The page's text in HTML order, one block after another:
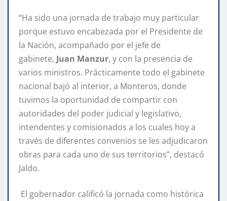
“Ha sido una jornada de trabajo muy particular
porque estuvo encabezada por el Presidente de
la Nación, acompañado por el jefe de
gabinete, Juan Manzur, y con la presencia de
varios ministros. Prácticamente todo el gabinete
nacional bajó al interior, a Monteros, donde
tuvimos la oportunidad de compartir con
autoridades del poder judicial y legislativo,
intendentes y comisionados a los cuales hoy a
través de diferentes convenios se les adjudicaron
obras para cada uno de sus territorios”, destacó
Jaldo.
El gobernador calificó la jornada como histórica